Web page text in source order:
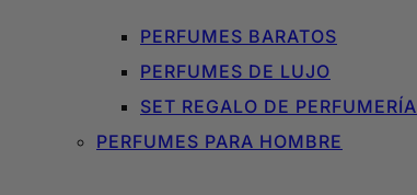
PERFUMES BARATOS
PERFUMES DE LUJO
SET REGALO DE PERFUMERÍA
PERFUMES PARA HOMBRE